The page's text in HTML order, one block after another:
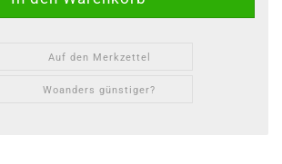
Auf den Merkzettel
Woanders günstiger?